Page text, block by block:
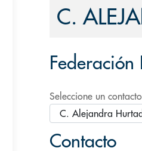
C.
Seleccione un
Contacto